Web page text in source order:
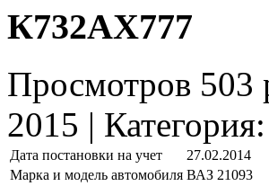
К732АХ777
Просмотров 503
2015 | Категория:
Дата постановки на учет
27.02.2014
Марка и модель автомобиля ВАЗ 21093